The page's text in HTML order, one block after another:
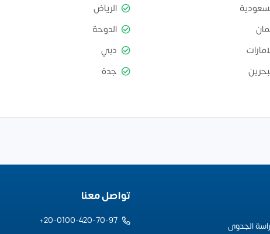
الرياض
الدوحة
دبي
جدة
الجدوى
تواصل معنا
20-0100-420-70-97+